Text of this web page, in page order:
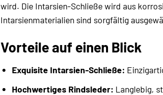
wird. Die Intarsien-Schließe wird aus
Intarsienmaterialien sind sorgfältig
Vorteile auf einen Blick
Exquisite Intarsien-Schließe:
Hochwertiges Rindsleder: Langlebig,